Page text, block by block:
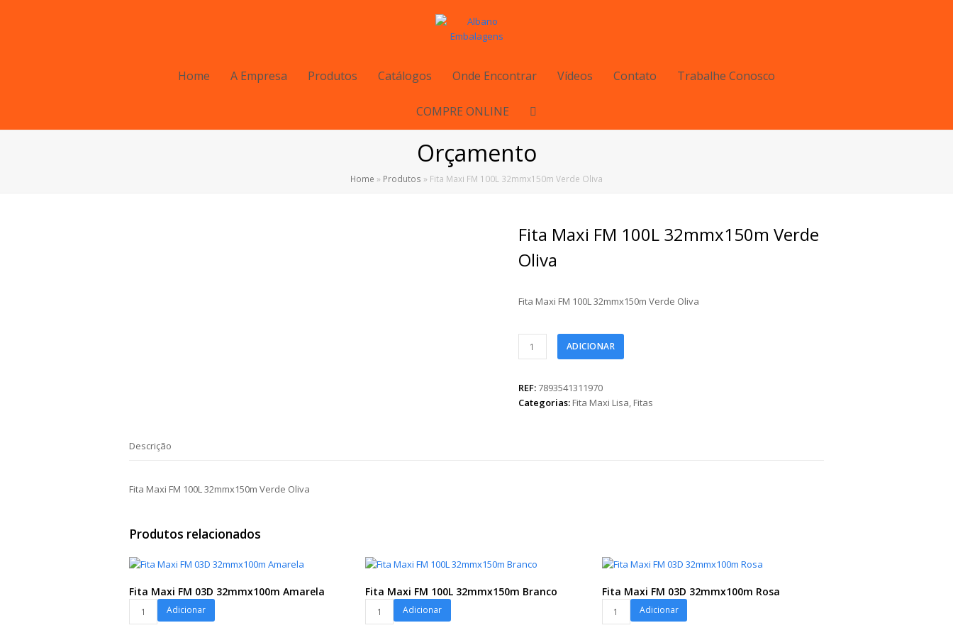
Home A Empresa Produtos Catálogos Onde Encontrar Vídeos Contato Trabalhe Conosco
COMPRE ONLINE
Orçamento
Home » Produtos » Fita Maxi FM 100L 32mmx150m Verde Oliva
Fita Maxi FM 100L 32mmx150m Verde
Oliva
Fita Maxi FM 100L 32mmx150m Verde Oliva
100L
32mmx150m
ADICIONAR
REF:7893541311970
Categorias: Fita Maxi Lisa, Fitas
Descrição
Fita Maxi FM 100L 32mmx150m Verde Oliva
Produtos relacionados
Fita Maxi FM 03D 32mmx100m Amarela
Adicionar
Fita Maxi FM 100L 32mmx150m Branco
Adicionar
Fita Maxi FM 03D 32mmx100m Rosa
Adicionar